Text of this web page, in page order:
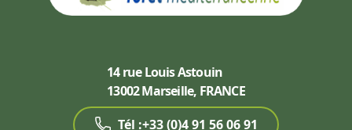
14 rue Louis Astouin
13002 Marseille, FRANCE
Tél :+33 (0)4 91 56 06 91